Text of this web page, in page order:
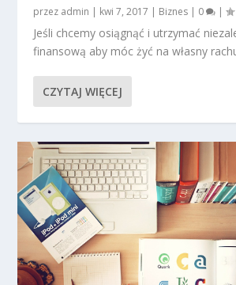
przez admin | kwi 7, 2017 | Biznes | 0 |
Jeśli chcemy osiągnąć i utrzymać
finansową aby móc żyć na własny
CZYTAJ WIĘCEJ